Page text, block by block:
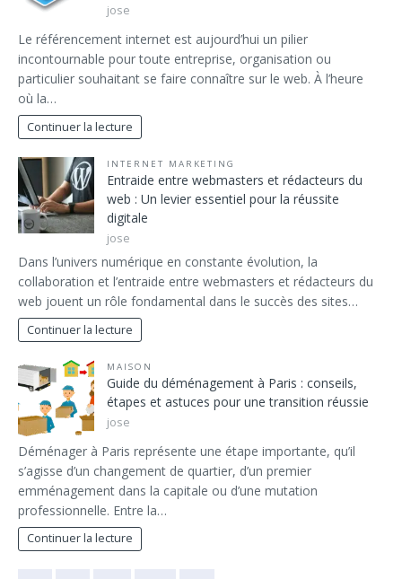
jose
Le référencement internet est aujourd’hui un pilier
incontournable pour toute entreprise, organisation ou
particulier souhaitant se faire connaître sur le web. À l’heure
où la…
Continuer la lecture
INTERNET MARKETING
Entraide entre webmasters et rédacteurs du
web : Un levier essentiel pour la réussite
digitale
jose
Dans l’univers numérique en constante évolution, la
collaboration et l’entraide entre webmasters et rédacteurs du
web jouent un rôle fondamental dans le succès des sites…
Continuer la lecture
MAISON
Guide du déménagement à Paris : conseils,
étapes et astuces pour une transition réussie
jose
Déménager à Paris représente une étape importante, qu’il
s’agisse d’un changement de quartier, d’un premier
emménagement dans la capitale ou d’une mutation
professionnelle. Entre la…
Continuer la lecture